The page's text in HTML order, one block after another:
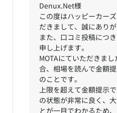
Denux.Net様
この度はハッピーカー
だきまして、誠にありが
また、口コミ投稿につ
申し上げます。
MOTAにていただきま
合、相場を読んで金額
のことです。
上限を超えて金額提示
の状態が非常に良く、
とが一目でわかるため